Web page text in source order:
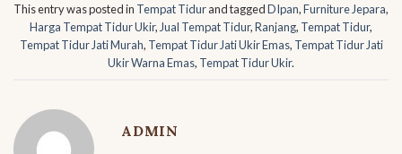
This entry was posted in Tempat Tidurand taggedDIpan,Furniture Jepara,
Harga Tempat Tidur Ukir, Jual Tempat Tidur,Ranjang, Tempat Tidur,
Tempat Tidur Jati Murah, Tempat Tidur Jati Ukir Emas, Tempat Tidur Jati
Ukir Warna Emas, Tempat Tidur Ukir.
ADMIN